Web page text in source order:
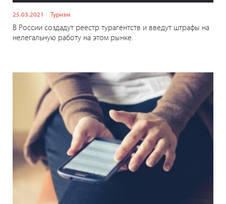
25.03.2021 Туризм
В России создадут реестр турагентств и введут штрафы на
нелегальную работу на этом рынке.